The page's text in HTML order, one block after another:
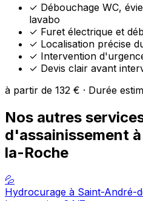
✓ Débouchage WC,
lavabo
✓ Furet électrique et
✓ Localisation précise
✓ Intervention
✓ Devis clair avant
à partir de 132 € · Durée
Nos autres
d'assainissement
la-Roche
💦
Hydrocurage à Saint-André-